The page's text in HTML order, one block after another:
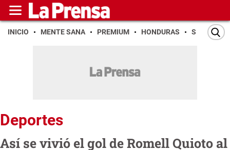
INICIO MENTE SANA PREMIUM HONDURAS SAN PEDRO
Deportes
Así se vivió el gol de Romell Quioto al